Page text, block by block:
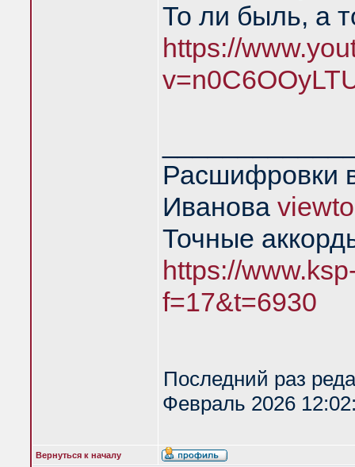
То ли быль, а
https://
Расшифровки
Иванова
Точные
https://
f=17&t=6930
Последний раз
Февраль 2026
Вернуться к началу